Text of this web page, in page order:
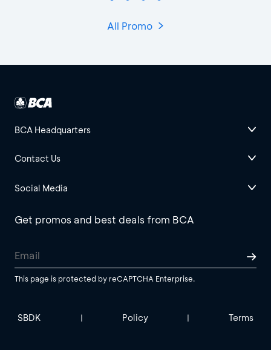
All Promo
BCA Headquarters
Contact Us
Social Media
Get promos and best deals from BCA
This page is protected by reCAPTCHA Enterprise.
SBDK | Policy | Terms